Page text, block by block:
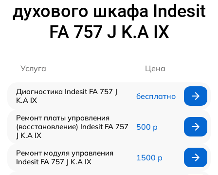
духового шкафа Indesit
FA 757 J K.A IX
Услуга Цена
Диагностика Indesit FA 757 J
K.A IX
бесплатно
Ремонт платы управления
(восстановление) Indesit FA 757
J K.A IX
500 р
Ремонт модуля управления
Indesit FA 757 J K.A IX
1500 р